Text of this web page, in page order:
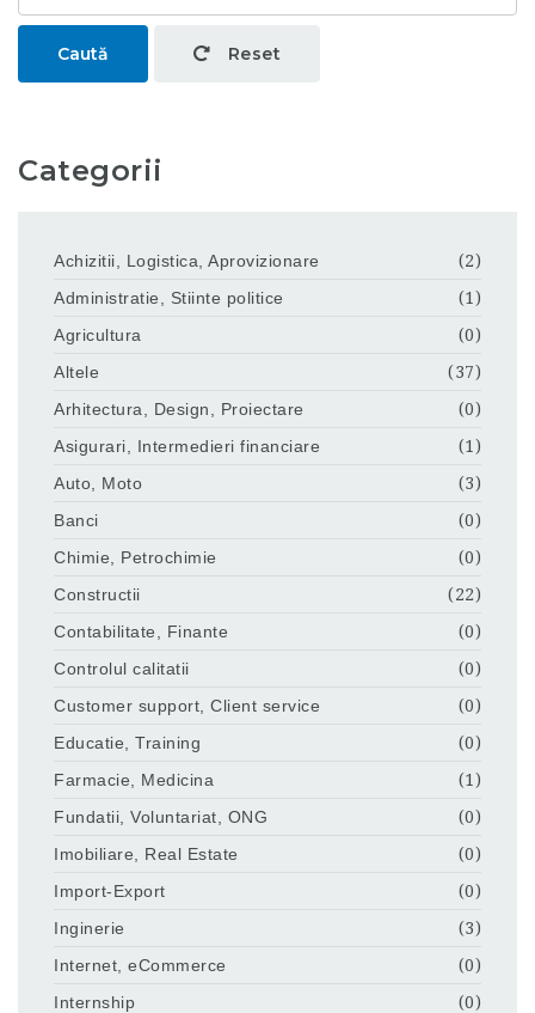
Caută Reset
Categorii
Achizitii, Logistica, Aprovizionare
(2)
Administratie, Stiinte politice
(1)
Agricultura
(0)
Altele
(37)
Arhitectura, Design, Proiectare
(0)
Asigurari, Intermedieri financiare
(1)
Auto, Moto
(3)
Banci
(0)
Chimie, Petrochimie
(0)
Constructii
(22)
Contabilitate, Finante
(0)
Controlul calitatii
(0)
Customer support, Client service
(0)
Educatie, Training
(0)
Farmacie, Medicina
(1)
Fundatii, Voluntariat, ONG
(0)
Imobiliare, Real Estate
(0)
Import-Export
(0)
Inginerie
(3)
Internet, eCommerce
(0)
Internship
(0)